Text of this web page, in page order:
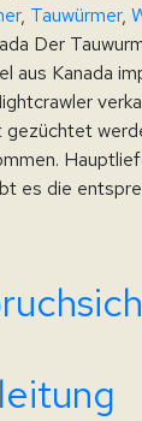
, Tauwürmer,
Der
aus Kanada
es die